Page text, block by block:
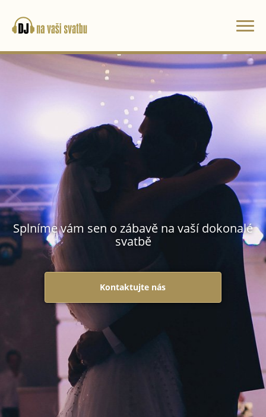
DJ na svatbu Brno
Splníme vám sen o zábavě na vaší dokonalé
svatbě
Kontaktujte nás